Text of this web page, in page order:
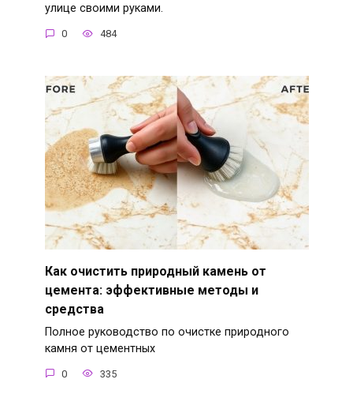
улице своими руками.
0 484
Как очистить природный камень от
цемента: эффективные методы и
средства
Полное руководство по очистке природного
камня от цементных
0 335